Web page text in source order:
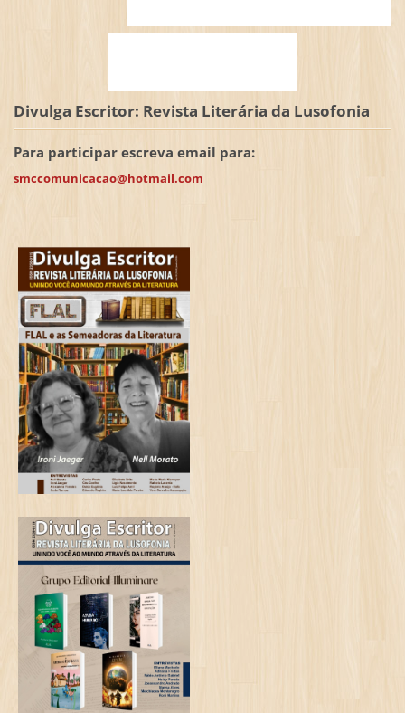
Divulga Escritor: Revista Literária da Lusofonia
Para participar escreva email para:
smccomunicacao@hotmail.com